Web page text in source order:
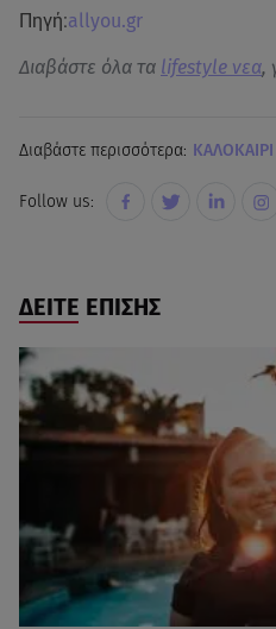
Πηγή:allyou.gr
Διαβάστε όλα τα lifestyle νεα,
Διαβάστε περισσότερα: ΚΑΛΟΚΑΙΡΙ
Follow us:
ΔΕΙΤΕ ΕΠΙΣΗΣ